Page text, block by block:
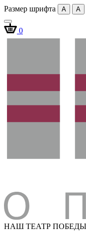
Размер шрифта A A
0
НАШ ТЕАТР ПОБЕДЫ